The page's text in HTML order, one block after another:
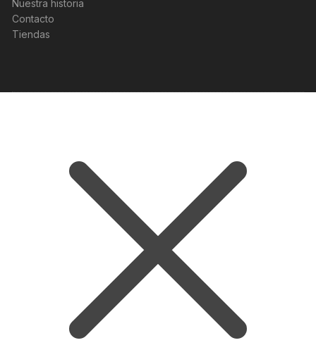
Nuestra historia
Contacto
Tiendas